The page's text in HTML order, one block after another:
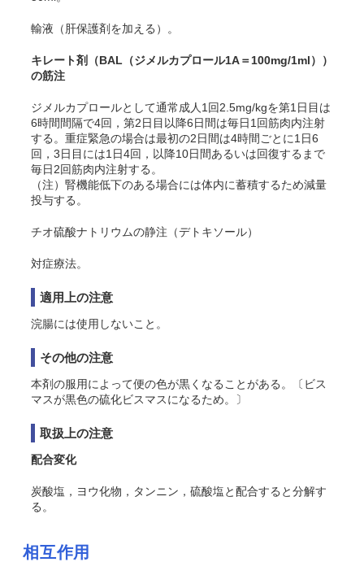
輸液（肝保護剤を加える）。
キレート剤（BAL（ジメルカプロール1A＝100mg/1ml））
の筋注
ジメルカプロールとして通常成人1回2.5mg/kgを第1日目は
6時間間隔で4回，第2日目以降6日間は毎日1回筋肉内注射
する。重症緊急の場合は最初の2日間は4時間ごとに1日6
回，3日目には1日4回，以降10日間あるいは回復するまで
毎日2回筋肉内注射する。
（注）腎機能低下のある場合には体内に蓄積するため減量
投与する。
チオ硫酸ナトリウムの静注（デトキソール）
対症療法。
適用上の注意
浣腸には使用しないこと。
その他の注意
本剤の服用によって便の色が黒くなることがある。〔ビス
マスが黒色の硫化ビスマスになるため。〕
取扱上の注意
配合変化
炭酸塩，ヨウ化物，タンニン，硫酸塩と配合すると分解す
る。
相互作用